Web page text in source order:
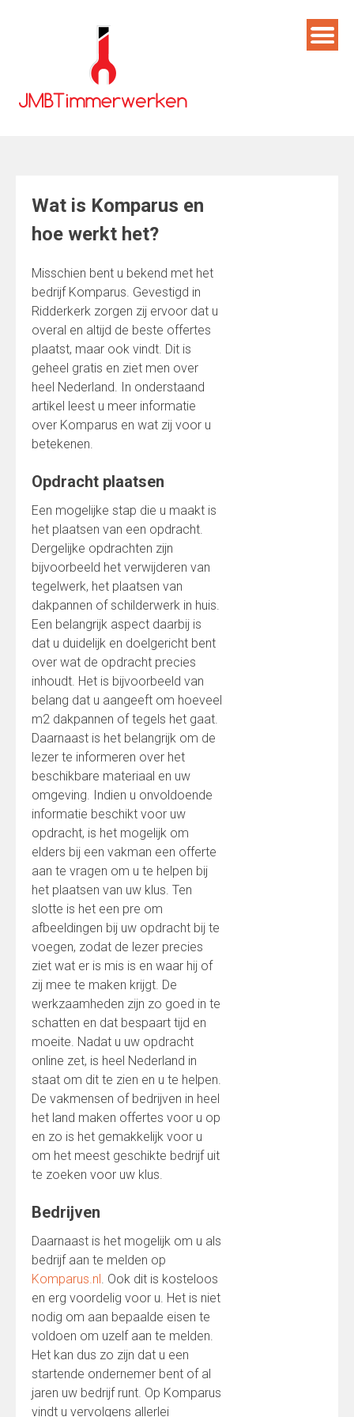
Wat is Komparus en
hoe werkt het?
Misschien bent u bekend met het
bedrijf Komparus. Gevestigd in
Ridderkerk zorgen zij ervoor dat u
overal en altijd de beste offertes
plaatst, maar ook vindt. Dit is
geheel gratis en ziet men over
heel Nederland. In onderstaand
artikel leest u meer informatie
over Komparus en wat zij voor u
betekenen.
Opdracht plaatsen
Een mogelijke stap die u maakt is
het plaatsen van een opdracht.
Dergelijke opdrachten zijn
bijvoorbeeld het verwijderen van
tegelwerk, het plaatsen van
dakpannen of schilderwerk in huis.
Een belangrijk aspect daarbij is
dat u duidelijk en doelgericht bent
over wat de opdracht precies
inhoudt. Het is bijvoorbeeld van
belang dat u aangeeft om hoeveel
m2 dakpannen of tegels het gaat.
Daarnaast is het belangrijk om de
lezer te informeren over het
beschikbare materiaal en uw
omgeving. Indien u onvoldoende
informatie beschikt voor uw
opdracht, is het mogelijk om
elders bij een vakman een offerte
aan te vragen om u te helpen bij
het plaatsen van uw klus. Ten
slotte is het een pre om
afbeeldingen bij uw opdracht bij te
voegen, zodat de lezer precies
ziet wat er is mis is en waar hij of
zij mee te maken krijgt. De
werkzaamheden zijn zo goed in te
schatten en dat bespaart tijd en
moeite. Nadat u uw opdracht
online zet, is heel Nederland in
staat om dit te zien en u te helpen.
De vakmensen of bedrijven in heel
het land maken offertes voor u op
en zo is het gemakkelijk voor u
om het meest geschikte bedrijf uit
te zoeken voor uw klus.
Bedrijven
Daarnaast is het mogelijk om u als
bedrijf aan te melden op
Komparus.nl. Ook dit is kosteloos
en erg voordelig voor u. Het is niet
nodig om aan bepaalde eisen te
voldoen om uzelf aan te melden.
Het kan dus zo zijn dat u een
startende ondernemer bent of al
jaren uw bedrijf runt. Op Komparus
vindt u vervolgens allerlei